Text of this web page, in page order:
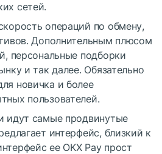
сетей.
операций по обмену,
Дополнительным плюсом
персональные подборки
и так далее. Обязательно
новичка и более
пользователей.
идут самые продвинутые
интерфейс, близкий к
ее OKX Pay прост